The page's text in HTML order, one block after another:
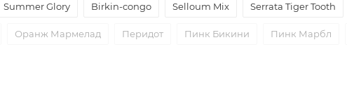
Summer Glory Birkin-congo Selloum Mix Serrata Tiger Tooth
Оранж Мармелад Перидот Пинк Бикини Пинк Марбл